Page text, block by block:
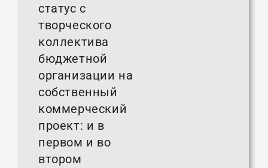
статус с
творческого
коллектива
бюджетной
организации на
собственный
коммерческий
проект: и в
первом и во
втором